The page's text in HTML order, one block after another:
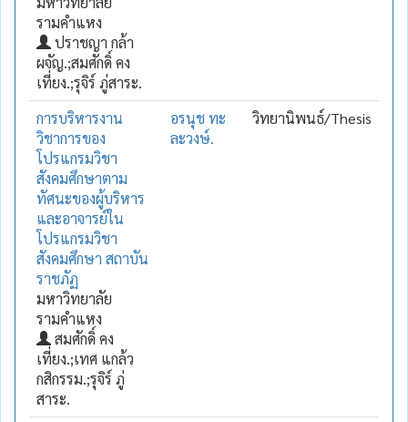
รามคำแหง
ปราชญา กล้า
ผจัญ.;สมศักดิ์ คง
เที่ยง.;รุจิร์ ภู่สาระ.
การบริหารงาน
วิชาการของ
โปรแกรมวิชา
สังคมศึกษาตาม
ทัศนะของผู้บริหาร
และอาจารย์ใน
โปรแกรมวิชา
สังคมศึกษา สถาบัน
ราชภัฏ
มหาวิทยาลัย
รามคำแหง
สมศักดิ์ คง
เที่ยง.;เทศ แกล้ว
กสิกรรม.;รุจิร์ ภู่
สาระ.
อรนุช ทะ
ละวงษ์.
วิทยานิพนธ์/Thesis